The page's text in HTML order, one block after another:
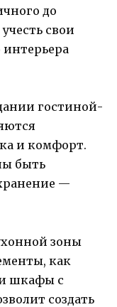
до
свои
гостиной-
и комфорт.
быть
—
зоны
как
шкафы с
создать